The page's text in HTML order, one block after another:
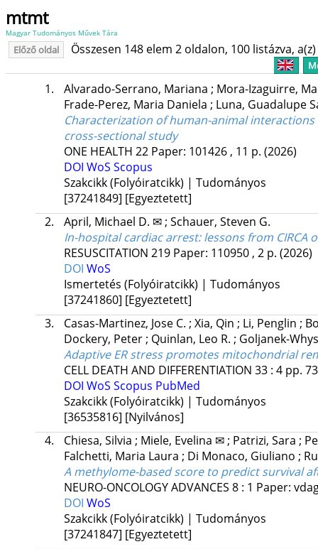
mtmt
Magyar Tudományos Művek Tára
Előző oldal Összesen 148 elem 2 oldalon, 100 listázva,
1. Alvarado-Serrano, Mariana ; Mora-Izaguirre,
Frade-Perez, Maria Daniela ; Luna, Guadalupe
Characterization of human-animal
cross-sectional study
ONE HEALTH 22 Paper: 101426 , 11 p. (2026)
DOI WoS Scopus
Szakcikk (Folyóiratcikk) | Tudományos
[37241849] [Egyeztetett]
2.
April, Michael D. ✉; Schauer, Steven G.
In-hospital cardiac arrest: lessons from
RESUSCITATION 219 Paper: 110950 , 2 p. (2026)
DOI WoS
Ismertetés (Folyóiratcikk) | Tudományos
[37241860] [Egyeztetett]
3.
Casas-Martinez, Jose C. ; Xia, Qin ; Li, Penglin ;
Dockery, Peter; Quinlan, Leo R. ; Goljanek-
Adaptive ER stress promotes mitochondrial
CELL DEATH AND DIFFERENTIATION 33: 4 pp.
DOI WoS Scopus PubMed
Szakcikk (Folyóiratcikk) | Tudományos
[36535816] [Nyilvános]
4.
Chiesa, Silvia ; Miele, Evelina ✉; Patrizi, Sara ;
Falchetti, Maria Laura ; Di Monaco, Giuliano ;
A methylome-based score to predict survival
NEURO-ONCOLOGY ADVANCES 8: 1 Paper:
DOI WoS
Szakcikk (Folyóiratcikk) | Tudományos
[37241847] [Egyeztetett]